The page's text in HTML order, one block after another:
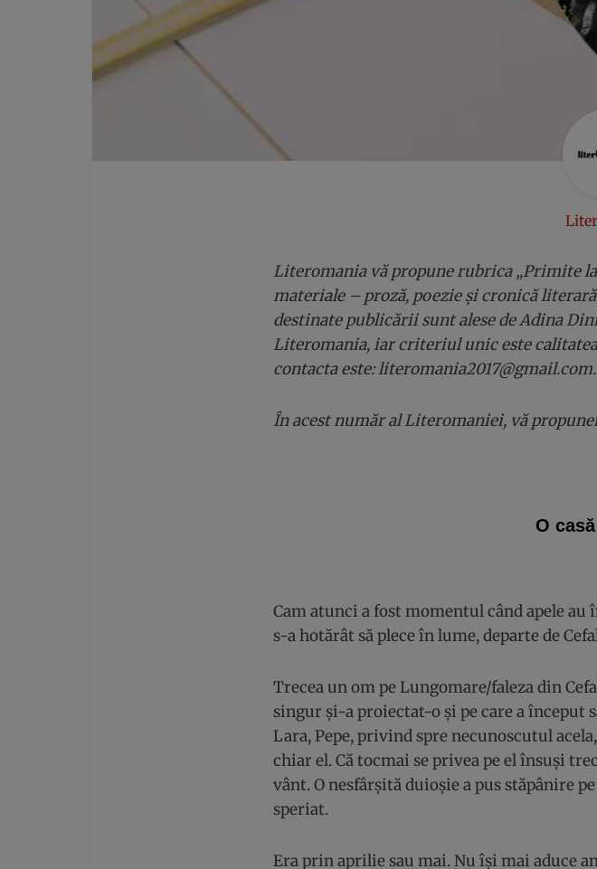
Literomaniavă propune rubrica „Primite
materiale – proză, poezie și cronică
destinate publicării sunt alese de Adina
Literomania, iar criteriul unic este
contacta este: literomania2017@gmail.com.
În acest număr al Literomaniei, vă
O
Cam atunci a fost momentul când apele
s-a hotărât să plece în lume, departe de
Trecea un om pe Lungomare/faleza din
singur și-a proiectat-o și pe care a început
Lara, Pepe, privind spre necunoscutul
chiar el. Că tocmai se privea pe el însuși
vânt. O nesfârșită duioșie a pus stăpânire
speriat.
Era prin aprilie sau mai. Nu își mai aduce